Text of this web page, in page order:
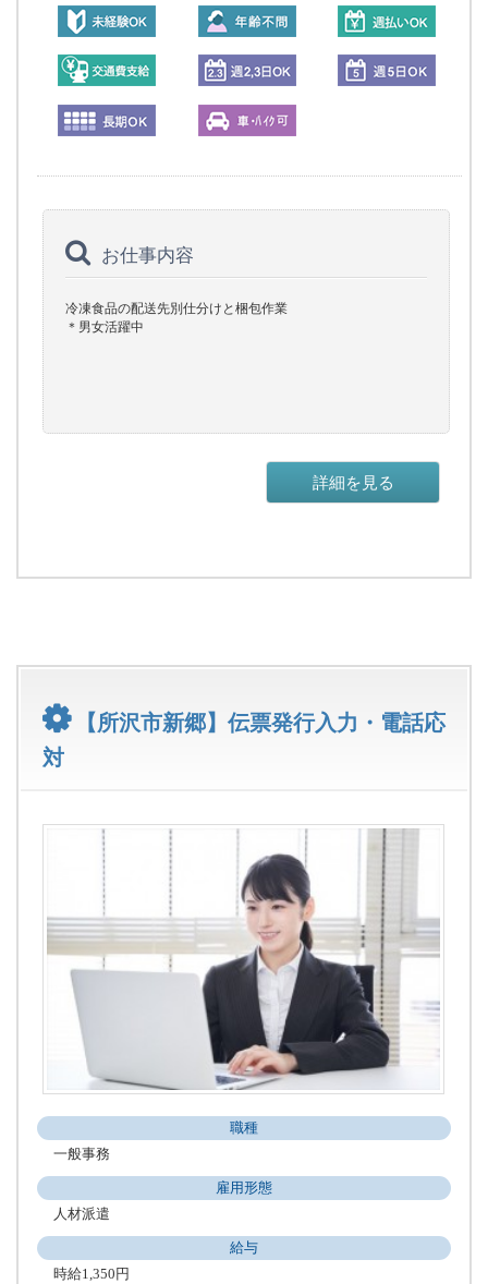
お仕事内容
冷凍食品の配送先別仕分けと梱包作業
＊男女活躍中
詳細を見る
【所沢市新郷】伝票発行入力・電話応
対
職種
一般事務
雇用形態
人材派遣
給与
時給1,350円